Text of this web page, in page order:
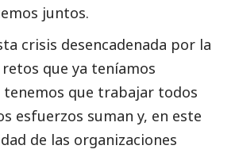
juntos.
crisis desencadenada por la
que ya teníamos
que trabajar todos
esfuerzos suman y, en este
de las organizaciones